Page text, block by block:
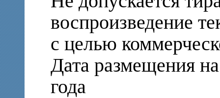
воспроизведение
с целью
Дата размещения
года